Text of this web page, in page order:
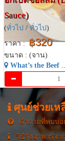
Sauce)
(ทั่วไป / ทั่วไป)
ราคา :฿320
ขนาด : (จาน)
What’s the Beef
ศุนย์ช่วยเห
คำถามที่พบบ่อ
วิธีสั่งอาหารจ